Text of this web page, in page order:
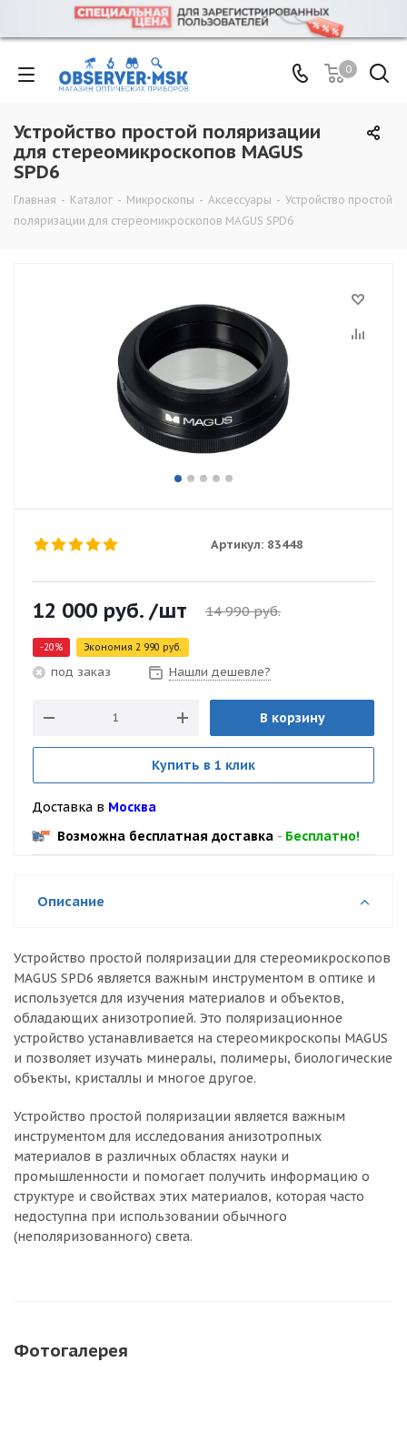
0
Устройство простой поляризации
для стереомикроскопов MAGUS
SPD6
Главная - Каталог - Микроскопы - Аксессуары - Устройство простой
поляризации для стереомикроскопов MAGUS SPD6
Артикул: 83448
12 000 руб. /шт 14 990руб.
-20% Экономия 2 990 руб.
под заказ Нашли дешевле?
В корзину
Купить в 1 клик
Доставка в Москва
Возможна бесплатная доставка - Бесплатно!
Описание
Устройство простой поляризации для стереомикроскопов
MAGUS SPD6 является важным инструментом в оптике и
используется для изучения материалов и объектов,
обладающих анизотропией. Это поляризационное
устройство устанавливается на стереомикроскопы MAGUS
и позволяет изучать минералы, полимеры, биологические
объекты, кристаллы и многое другое.
Устройство простой поляризации является важным
инструментом для исследования анизотропных
материалов в различных областях науки и
промышленности и помогает получить информацию о
структуре и свойствах этих материалов, которая часто
недоступна при использовании обычного
(неполяризованного) света.
Фотогалерея